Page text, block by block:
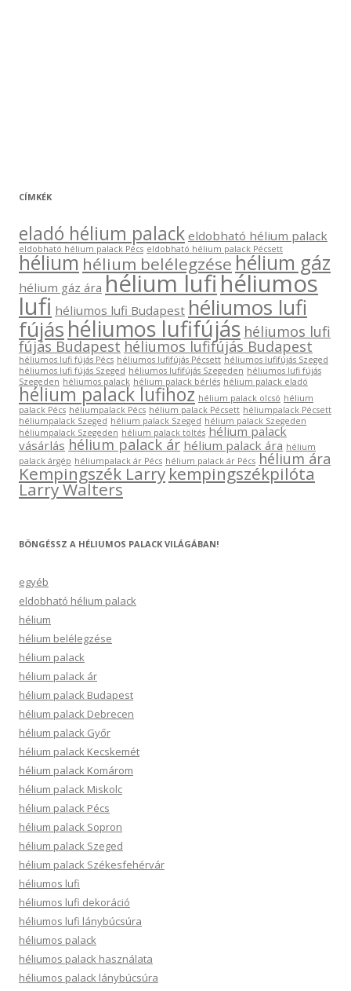
CÍMKÉK
eladó hélium palack eldobható hélium palack
eldobható hélium palack Pécs eldobható hélium palack Pécsett
hélium hélium belélegzése hélium gáz
hélium gáz ára hélium lufihéliumos
lufi héliumos lufi Budapest héliumos lufi
fújáshéliumos lufifújás héliumos lufi
fújás Budapest héliumos lufifújás Budapest
héliumos lufi fújás Pécs héliumos lufifújás Pécsett héliumos lufifújás Szeged
héliumos lufi fújás Szeged héliumos lufifújás Szegeden héliumos lufi fújás
Szegeden héliumos palack hélium palack bérlés hélium palack eladó
hélium palack lufihoz hélium palack olcsó hélium
palack Pécs héliumpalack Pécs hélium palack Pécsett héliumpalack Pécsett
héliumpalack Szeged hélium palack Szeged hélium palack Szegeden
héliumpalack Szegeden hélium palack töltés hélium palack
vásárlás hélium palack ár hélium palack ára hélium
palack árgép héliumpalack ár Pécs hélium palack ár Pécs hélium ára
Kempingszék Larry kempingszékpilóta
Larry Walters
BÖNGÉSSZ A HÉLIUMOS PALACK VILÁGÁBAN!
egyéb
eldobható hélium palack
hélium
hélium belélegzése
hélium palack
hélium palack ár
hélium palack Budapest
hélium palack Debrecen
hélium palack Győr
hélium palack Kecskemét
hélium palack Komárom
hélium palack Miskolc
hélium palack Pécs
hélium palack Sopron
hélium palack Szeged
hélium palack Székesfehérvár
héliumos lufi
héliumos lufi dekoráció
héliumos lufi lánybúcsúra
héliumos palack
héliumos palack használata
héliumos palack lánybúcsúra